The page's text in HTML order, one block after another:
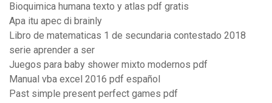
Bioquimica humana texto y atlas pdf gratis
Apa itu apec di brainly
Libro de matematicas 1 de secundaria contestado 2018
serie aprender a ser
Juegos para baby shower mixto modernos pdf
Manual vba excel 2016 pdf español
Past simple present perfect games pdf